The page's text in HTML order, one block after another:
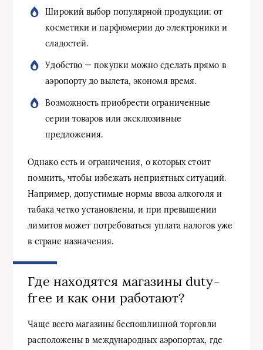
Широкий выбор популярной продукции: от
косметики и парфюмерии до электроники и
сладостей.
Удобство — покупки можно сделать прямо в
аэропорту до вылета, экономя время.
Возможность приобрести ограниченные
серии товаров или эксклюзивные
предложения.
Однако есть и ограничения, о которых стоит
помнить, чтобы избежать неприятных ситуаций.
Например, допустимые нормы ввоза алкоголя и
табака четко установлены, и при превышении
лимитов может потребоваться уплата налогов уже
в стране назначения.
Где находятся магазины duty-
free и как они работают?
Чаще всего магазины беспошлинной торговли
расположены в международных аэропортах, где